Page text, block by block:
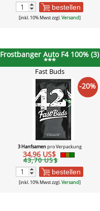
bestellen
[inkl. 10% Mwst zzgl.Versand]
Frostbanger Auto F4 100% (3)
***
Fast Buds
-20%
3 Hanfsamenpro Verpackung
34,96 US$
43,70 US$
bestellen
[inkl. 10% Mwst zzgl.Versand]